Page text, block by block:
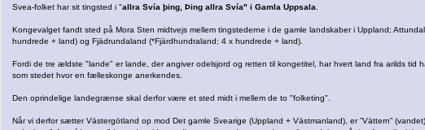
Svea-folket har sit tingsted i "allra Svía þing, Þing allra Svía" i Gamla Uppsala.
Kongevalget fandt sted på Mora Sten midtvejs mellem tingstederne i de gamle landskaber i Uppland;
hundrede + land) og Fjädrundaland (*Fjärdhundraland; 4 x hundrede + land).
Fordi de tre ældste "lande" er lande, der angiver odelsjord og retten til kongetitel, har hvert land fra arilds tid
som stedet hvor en fælleskonge anerkendes.
Den oprindelige landegrænse skal derfor være et sted midt i mellem de to "folketing".
Når vi derfor sætter Västergötland op mod Det gamle Svearige (Uppland + Västmanland), er ”Vättern”